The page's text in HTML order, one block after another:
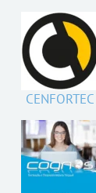
CENFORTEC